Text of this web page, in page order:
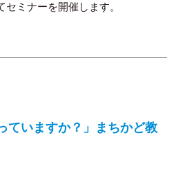
ミナーを開催します。
ていますか？」まちかど教